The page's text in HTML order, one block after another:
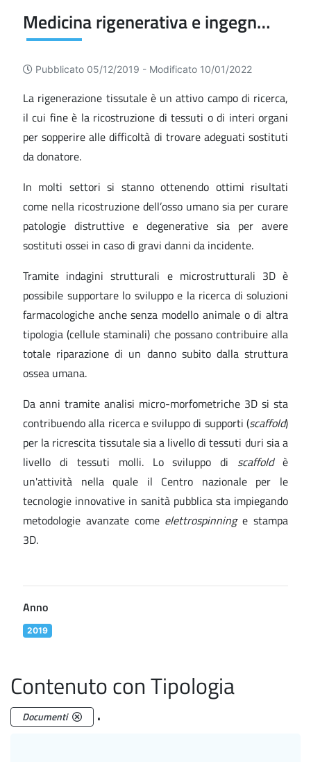
Medicina rigenerativa e ingegneria dei tessuti
Pubblicato 05/12/2019 - Modificato 10/01/2022
La rigenerazione tissutale è un attivo campo di ricerca,
il cui fine è la ricostruzione di tessuti o di interi organi
per sopperire alle difficoltà di trovare adeguati sostituti
da donatore.
In molti settori si stanno ottenendo ottimi risultati
come nella ricostruzione dell’osso umano sia per curare
patologie distruttive e degenerative sia per avere
sostituti ossei in caso di gravi danni da incidente.
Tramite indagini strutturali e microstrutturali 3D è
possibile supportare lo sviluppo e la ricerca di soluzioni
farmacologiche anche senza modello animale o di altra
tipologia (cellule staminali) che possano contribuire alla
totale riparazione di un danno subito dalla struttura
ossea umana.
Da anni tramite analisi micro-morfometriche 3D si sta
contribuendo alla ricerca e sviluppo di supporti (scaffold)
per la ricrescita tissutale sia a livello di tessuti duri sia a
livello di tessuti molli. Lo sviluppo di scaffold è
un'attività nella quale il Centro nazionale per le
tecnologie innovative in sanità pubblica sta impiegando
metodologie avanzate come elettrospinninge stampa
3D.
Anno
2019
Contenuto con Tipologia
Documenti .